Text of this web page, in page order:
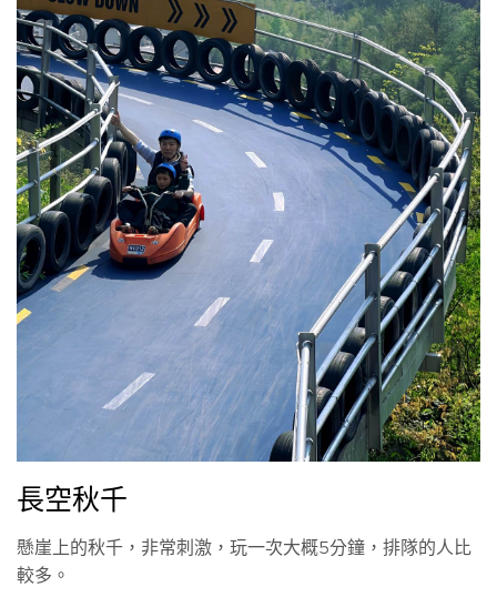
長空秋千
懸崖上的秋千，非常刺激，玩一次大概5分鐘，排隊的人比
較多。